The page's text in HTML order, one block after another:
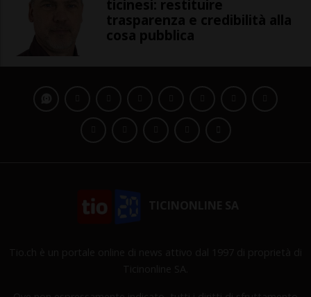
ticinesi: restituire
trasparenza e credibilità alla
cosa pubblica